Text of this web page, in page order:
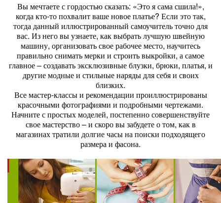
Вы мечтаете с гордостью сказать: «Это я сама сшила!»,
когда кто-то похвалит ваше новое платье? Если это так,
тогда данный иллюстрированный самоучитель точно для
вас. Из него вы узнаете, как выбрать лучшую швейную
машину, организовать свое рабочее место, научитесь
правильно снимать мерки и строить выкройки, а самое
главное – создавать эксклюзивные блузки, брюки, платья, и
другие модные и стильные наряды для себя и своих
близких.
Все мастер-классы и рекомендации проиллюстрированы
красочными фотографиями и подробными чертежами.
Начните с простых моделей, постепенно совершенствуйте
свое мастерство – и скоро вы забудете о том, как в
магазинах тратили долгие часы на поиски подходящего
размера и фасона.